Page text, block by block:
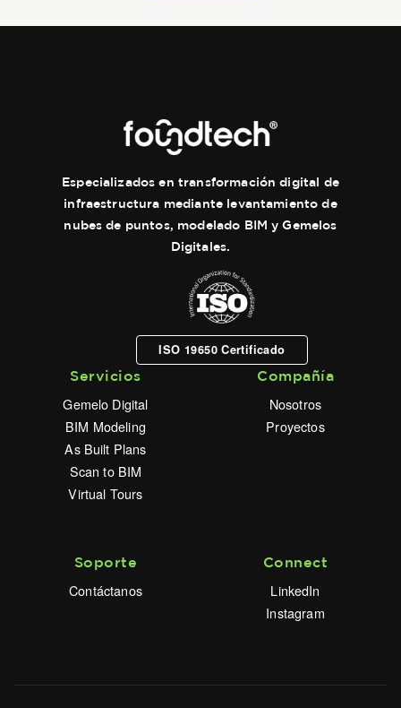
Especializados en transformación digital de
infraestructura mediante levantamiento de
nubes de puntos, modelado BIM y Gemelos
Digitales.
ISO 19650 Certificado
Servicios
Gemelo Digital
BIM Modeling
As Built Plans
Scan to BIM
Virtual Tours
Compañía
Nosotros
Proyectos
Soporte
Contáctanos
Connect
LinkedIn
Instagram